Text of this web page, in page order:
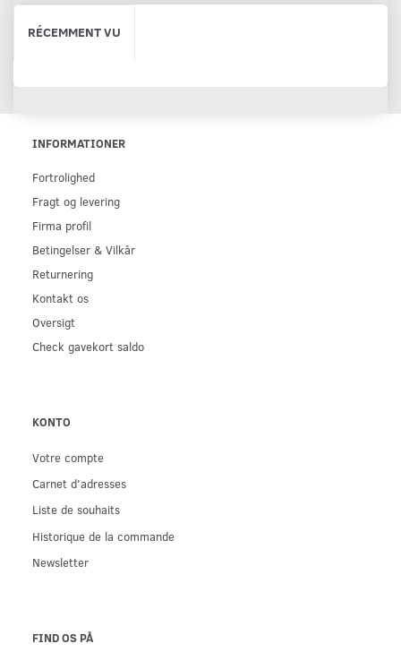
RÉCEMMENT VU
INFORMATIONER
Fortrolighed
Fragt og levering
Firma profil
Betingelser & Vilkår
Returnering
Kontakt os
Oversigt
Check gavekort saldo
KONTO
Votre compte
Carnet d'adresses
Liste de souhaits
Historique de la commande
Newsletter
FIND OS PÅ